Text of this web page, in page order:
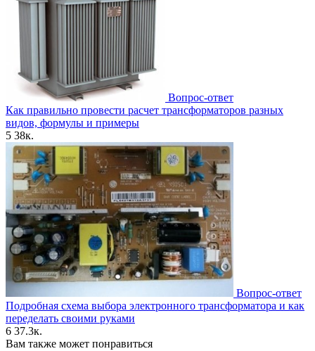
Вопрос-ответ
Как правильно провести расчет трансформаторов разных
видов, формулы и примеры
5 38к.
Вопрос-ответ
Подробная схема выбора электронного трансформатора и как
переделать своими руками
6 37.3к.
Вам также может понравиться